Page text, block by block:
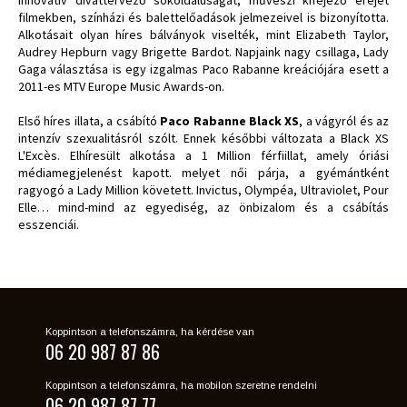
filmekben, színházi és balettelőadások jelmezeivel is bizonyította.
Alkotásait olyan híres bálványok viselték, mint Elizabeth Taylor,
Audrey Hepburn vagy Brigette Bardot. Napjaink nagy csillaga, Lady
Gaga választása is egy izgalmas Paco Rabanne kreációjára esett a
2011-es MTV Europe Music Awards-on.
Első híres illata, a csábító Paco Rabanne Black XS, a vágyról és az
intenzív szexualitásról szólt. Ennek későbbi változata a Black XS
L'Excès. Elhíresült alkotása a 1 Million férfiillat, amely óriási
médiamegjelenést kapott. melyet női párja, a gyémántként
ragyogó a Lady Million követett. Invictus, Olympéa, Ultraviolet, Pour
Elle… mind-mind az egyediség, az önbizalom és a csábítás
esszenciái.
Koppintson a telefonszámra, ha kérdése van
06 20 987 87 86
Koppintson a telefonszámra, ha mobilon szeretne rendelni